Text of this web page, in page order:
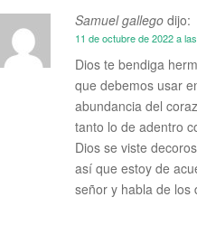
Samuel gallego dijo:
11 de octubre de 2022 a
Dios te bendiga
que debemos usar
abundancia del
tanto lo de adentro
Dios se viste
así que estoy de
señor y habla de los